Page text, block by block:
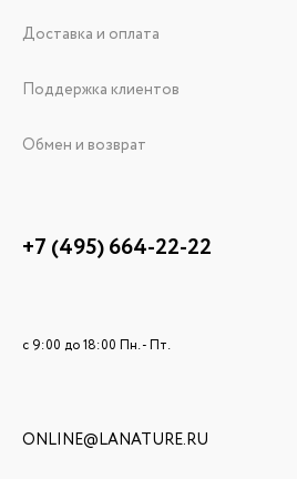
Доставка и оплата
Поддержка клиентов
Обмен и возврат
+7 (495) 664-22-22
c 9:00 до 18:00 Пн. - Пт.
ONLINE@LANATURE.RU